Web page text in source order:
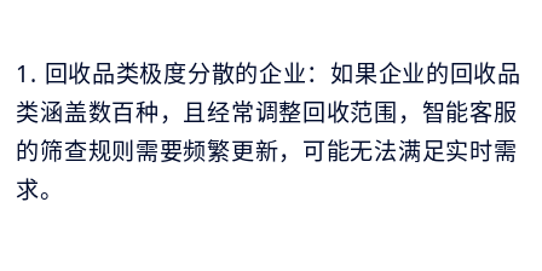
1. 回收品类极度分散的企业：如果企业的回收品
类涵盖数百种，且经常调整回收范围，智能客服
的筛查规则需要频繁更新，可能无法满足实时需
求。